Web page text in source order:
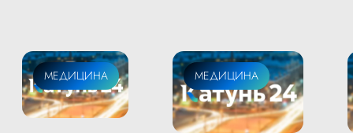
МЕДИЦИНА МЕДИЦИНА